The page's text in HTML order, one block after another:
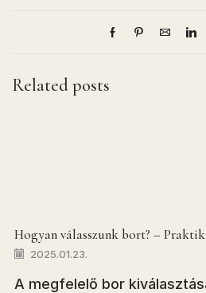
Related posts
Hogyan válasszunk bort? –
2025.01.23.
A megfelelő bor